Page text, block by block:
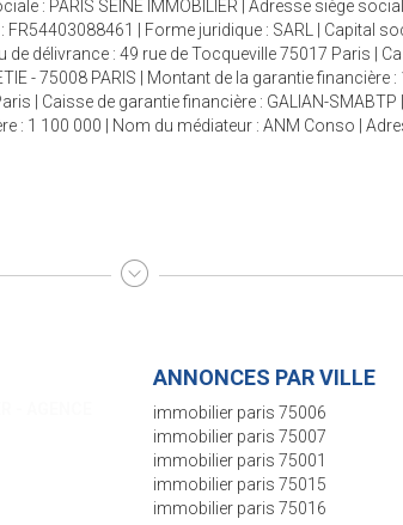
: PARIS SEINE IMMOBILIER | Adresse siège
| Forme juridique : SARL | Capital
délivrance : 49 rue de Tocqueville 75017 Paris |
- 75008 PARIS | Montant de la garantie financière
| Caisse de garantie financière : GALIAN-
: 1 100 000 | Nom du médiateur : ANM Conso |
ANNONCES PAR VILLE
immobilier paris 75006
immobilier paris 75007
immobilier paris 75001
immobilier paris 75015
immobilier paris 75016